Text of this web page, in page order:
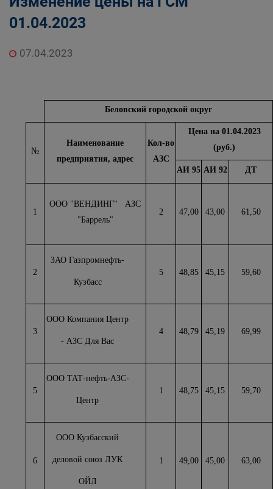
01.04.2023
07.04.2023
Беловский городской округ
№
Наименование
предприятия, адрес
Кол-во
АЗС
Цена на 01.04.2023
(руб.)
АИ 95 АИ 92 ДТ
1
ООО "ВЕНДИНГ" АЗС
"Баррель"
2 47,00 43,00 61,50
2
ЗАО Газпромнефть-
Кузбасс
5 48,85 45,15 59,60
3
ООО Компания Центр
- АЗС Для Вас
4 48,79 45,19 69,99
5
ООО ТАТ-нефть-АЗС-
Центр
1 48,75 45,15 59,70
6
ООО Кузбасский
деловой союз ЛУК
ОЙЛ
1 49,00 45,00 63,00